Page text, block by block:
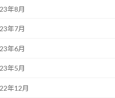
年8月
年7月
年6月
年5月
年12月